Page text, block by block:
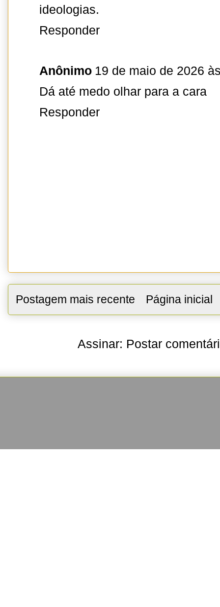
ideologias.
Responder
Anônimo 19 de maio de 2026
Dá até medo olhar para a cara
Responder
Postagem mais recente Página inicial
Assinar: Postar